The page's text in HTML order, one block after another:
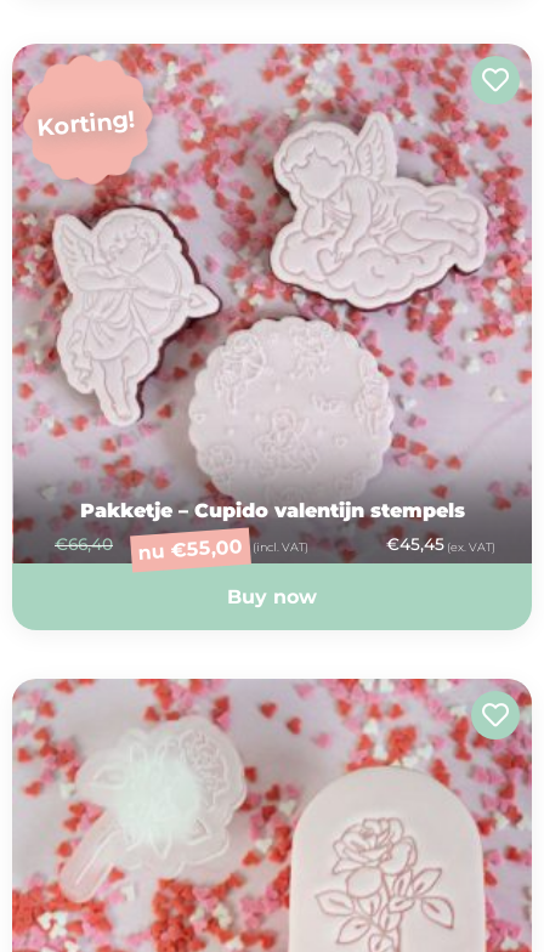
Korting!
Pakketje – Cupido valentijn stempels
€66,40 nu €55,00 (incl. VAT) €45,45 (ex. VAT)
Buy now